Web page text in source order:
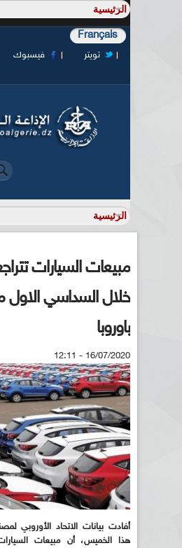
Français
فيسبوك
تويتر
باوروبا
16/07/2020 - 12:11
أفادت بيانات الاتحاد الأوروبي
هذا الخميس، أن مبيعات